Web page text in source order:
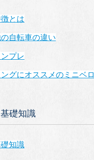
とは
自転車の違い
プレ
グにオススメのミニベロ
礎知識
知識